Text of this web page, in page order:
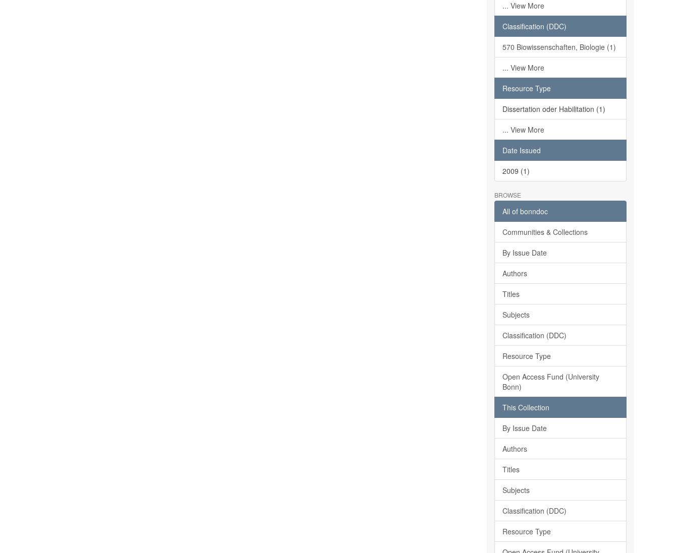
... View More
Classification (DDC)
570 Biowissenschaften, Biologie (1)
... View More
Resource Type
Dissertation oder Habilitation (1)
... View More
Date Issued
2009 (1)
BROWSE
All of bonndoc
Communities & Collections
By Issue Date
Authors
Titles
Subjects
Classification (DDC)
Resource Type
Open Access Fund (University
Bonn)
This Collection
By Issue Date
Authors
Titles
Subjects
Classification (DDC)
Resource Type